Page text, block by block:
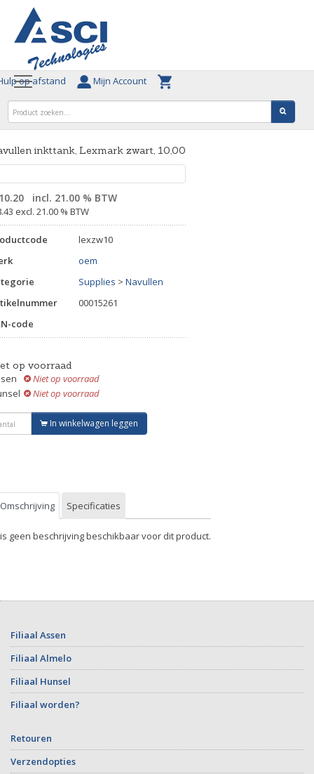
op afstand Mijn Account
inkttank, Lexmark zwart, 10,00
incl. 21.00 % BTW
excl. 21.00 % BTW
lexzw10
oem
Supplies > Navullen
00015261
code
op voorraad
Niet op voorraad
Niet op voorraad
In winkelwagen leggen
Omschrijving Specificaties
geen beschrijving beschikbaar voor dit product.
Filiaal Assen
Filiaal Almelo
Filiaal Hunsel
Filiaal worden?
Retouren
Verzendopties